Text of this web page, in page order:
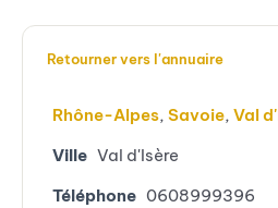
Retourner vers l'annuaire
Rhône-Alpes, Savoie, Val
Ville Val d'Isère
Téléphone 0608999396